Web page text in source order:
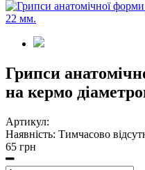
Грипси
на кермо
Артикул:
Наявність: Тимчасово
65 грн